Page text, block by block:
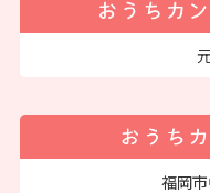
福岡